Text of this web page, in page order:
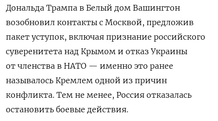
Дональда Трампа в Белый дом Вашингтон
возобновил контакты с Москвой, предложив
пакет уступок, включая признание российского
суверенитета над Крымом и отказ Украины
от членства в НАТО — именно это ранее
называлось Кремлем одной из причин
конфликта. Тем не менее, Россия отказалась
остановить боевые действия.